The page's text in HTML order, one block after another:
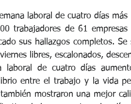
laboral de cuatro días
trabajadores de 61
sus hallazgos completos.
libres, escalonados,
laboral de cuatro días
entre el trabajo y la vida
también mostraron una mejor